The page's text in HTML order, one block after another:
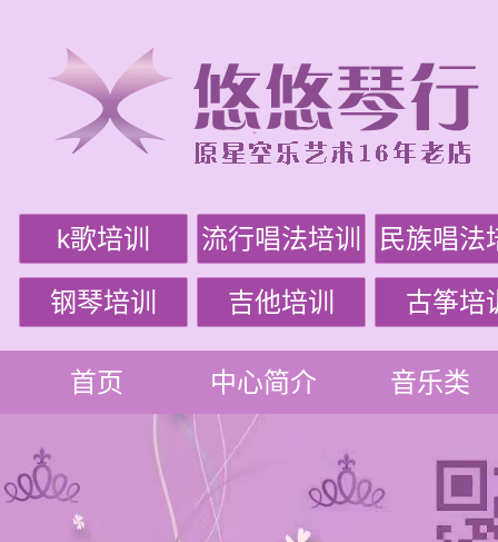
k歌培训 流行唱法培训 民族唱法
钢琴培训 吉他培训 古筝培
首页 中心简介 音乐类